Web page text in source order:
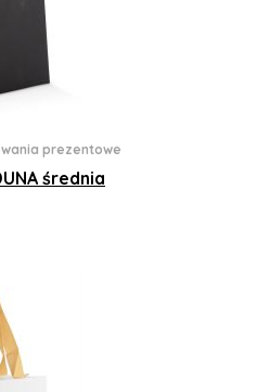
prezentowe
średnia